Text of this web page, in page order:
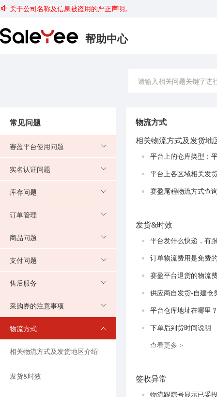
关于公司名称及信息被盗用的严正声明。
帮助中心
常见问题
赛盈平台使用问题
实名认证问题
库存问题
订单管理
商品问题
支付问题
售后服务
采购券的注意事项
物流方式
相关物流方式及发货地区介绍
发货&时效
物流方式
相关物流方式及发货地
平台上的仓库类型：
平台上各区域相关发
赛盈尾程物流方式查
发货&时效
平台发什么快递，有
订单物流费用是免费
赛盈平台退货的物流
供应商自发货-自建仓
平台仓库地址在哪里
下单后到货时间说明
查看更多 >
签收异常
物流跟踪号显示已妥